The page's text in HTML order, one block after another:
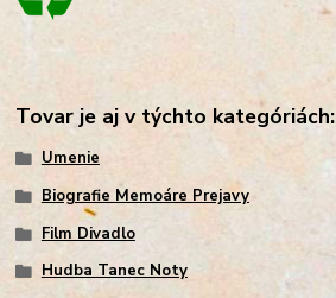
Tovar je aj v týchto kategóriách:
Umenie
Biografie Memoáre Prejavy
Film Divadlo
Hudba Tanec Noty